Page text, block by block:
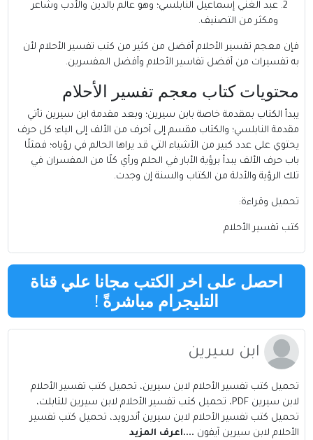
عبد الغني إسماعيل النابلسي؛ وهو عالم بالدين والأدب وشاعر
ومكثر من التصنيف.
فإن معجم تفسير الأحلام أفضل من كثير من كتب تفسير الأحلام لأن
به تفسيرات من أفضل تفاسير الأحلام وأفضل المفسرين.
محتويات كتاب معجم تفسير الأحلام
يبدأ الكتاب بمقدمة خاصة بابن سيرين؛ وبعد مقدمة ابن سيرين تأتي
مقدمة النابلسي؛ والكتاب مقسم إلى أحرف من الألف إلى الياء؛ كل حرف
يحتوي على عدد كبير من الأشياء التي قد يراها الحالم في رؤياه؛ فمثلًا
باب حرف الألف يبدأ برؤية الأبار في الحلم ورأي كلًا من المفسران في
تلك الرؤية والأدلة من الكتاب والسنة إن وجدت.
تحميل وقراءة:
كتب تفسير الأحلام
احصل على اخر الكتب مجانا علي قناة
التليجرام مباشرةً !
ابن سيرين
تحميل كتب تفسير الأحلام لابن سيرين، تحميل كتب تفسير الأحلام
لابن سيرين PDF، تحميل كتب تفسير الأحلام لابن سيرين للتابلت،
تحميل كتب تفسير الأحلام لابن سيرين أندرويد، تحميل كتب تفسير
الأحلام لابن سيرين آيفون ....اعرف المزيد